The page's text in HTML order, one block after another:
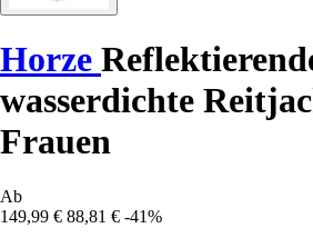
Horze
wasserdichte
Frauen
Ab
149,99 € 88,81 € -41%